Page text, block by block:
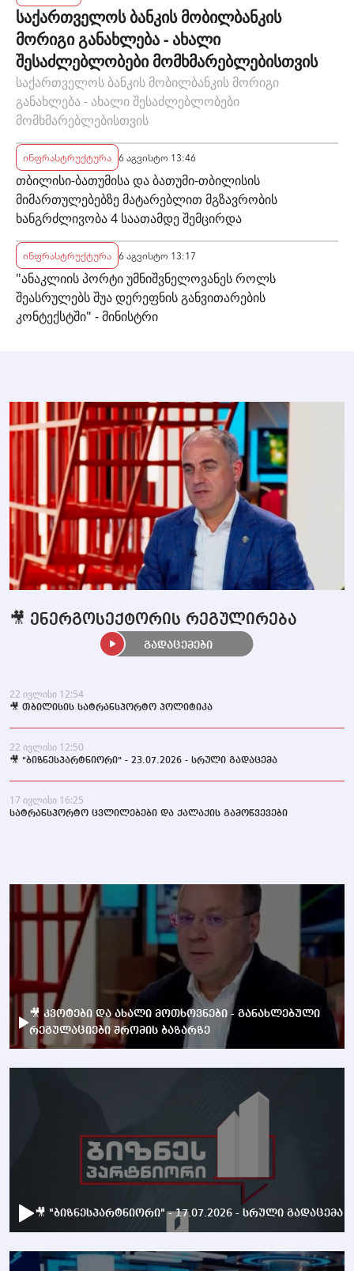
საქართველოს ბანკის მობილბანკის
მორიგი განახლება - ახალი
შესაძლებლობები მომხმარებლებისთვის
საქართველოს ბანკის მობილბანკის მორიგი
განახლება - ახალი შესაძლებლობები
მომხმარებლებისთვის
ინფრასტრუქტურა 6 აგვისტო 13:46
თბილისი-ბათუმისა და ბათუმი-თბილისის
მიმართულებებზე მატარებლით მგზავრობის
ხანგრძლივობა 4 საათამდე შემცირდა
ინფრასტრუქტურა 6 აგვისტო 13:17
"ანაკლიის პორტი უმნიშვნელოვანეს როლს
შეასრულებს შუა დერეფნის განვითარების
კონტექსტში" - მინისტრი
22 ივლისი 12:54
🎥 თბილისის სატრანსპორტო პოლიტიკა
22 ივლისი 12:50
🎥 "ბიზნესპარტნიორი" - 23.07.2026 - სრული გადაცემა
17 ივლისი 16:25
სატრანსპორტო ცვლილებები და ქალაქის გამოწვევები
🎥 ენერგოსექტორის რეგულირება
გადაცემები
🎥 კვოტები და ახალი მოთხოვნები - განახლებული
რეგულაციები შრომის ბაზარზე
🎥 "ბიზნესპარტნიორი" - 17.07.2026 - სრული გადაცემა